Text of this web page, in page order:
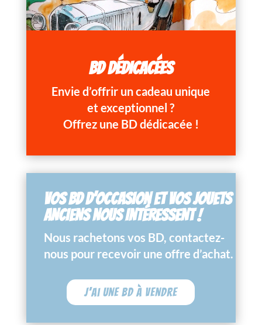
BD DÉDICACÉES
Envie d’offrir un cadeau unique
et exceptionnel ?
Offrez une BD dédicacée !
VOS BD D’OCCASION ET VOS JOUETS
ANCIENS NOUS INTÉRESSENT !
Nous rachetons vos BD, contactez-
nous pour recevoir une offre d’achat.
J'ai une BD à vendre